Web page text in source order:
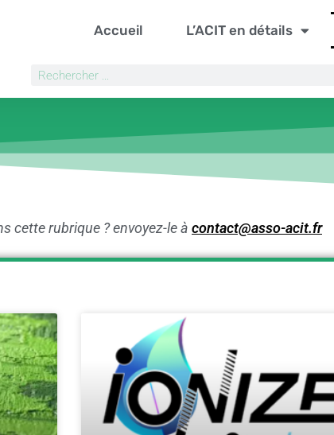
Accueil L’ACIT en détails
cette rubrique ? envoyez-le à contact@asso-acit.fr